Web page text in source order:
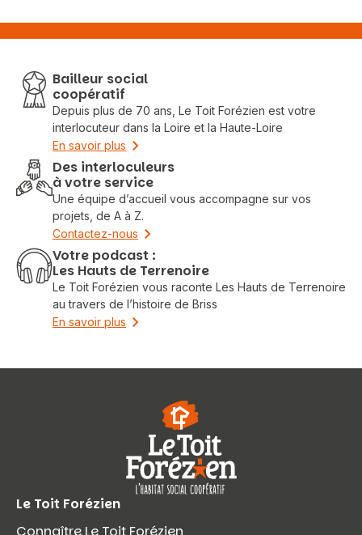
Bailleur social
coopératif
Depuis plus de 70 ans, Le Toit Forézien est votre
interlocuteur dans la Loire et la Haute-Loire
En savoir plus
Des interloculeurs
à votre service
Une équipe d’accueil vous accompagne sur vos
projets, de A à Z.
Contactez-nous
Votre podcast :
Les Hauts de Terrenoire
Le Toit Forézien vous raconte Les Hauts de Terrenoire
au travers de l’histoire de Briss
En savoir plus
Le Toit Forézien